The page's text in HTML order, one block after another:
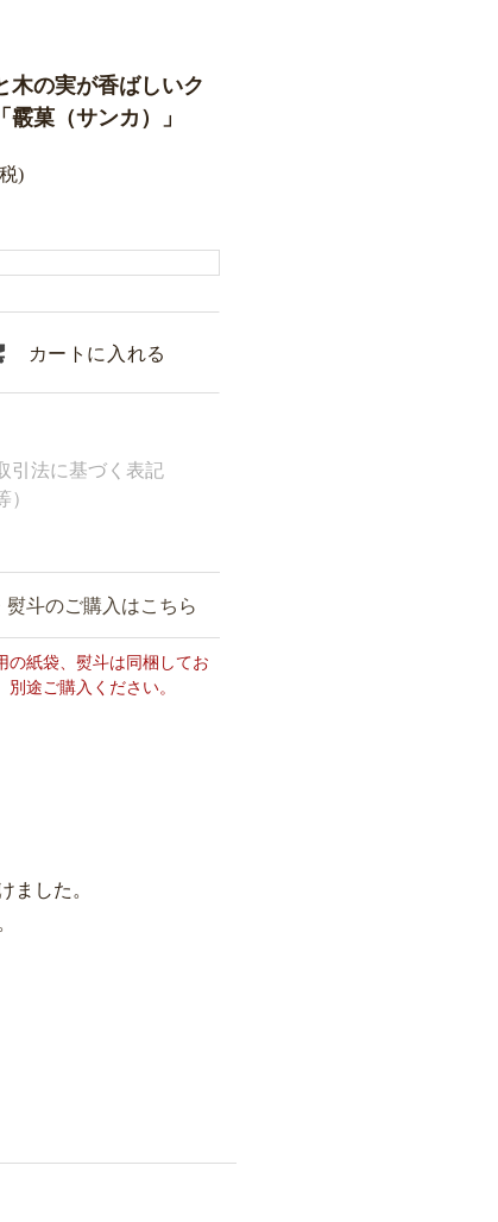
木の実が香ばしいク
霰菓（サンカ）」
)
カートに入れる
引法に基づく表記
）
熨斗のご購入はこちら
の紙袋、熨斗は同梱してお
別途ご購入ください。
ました。